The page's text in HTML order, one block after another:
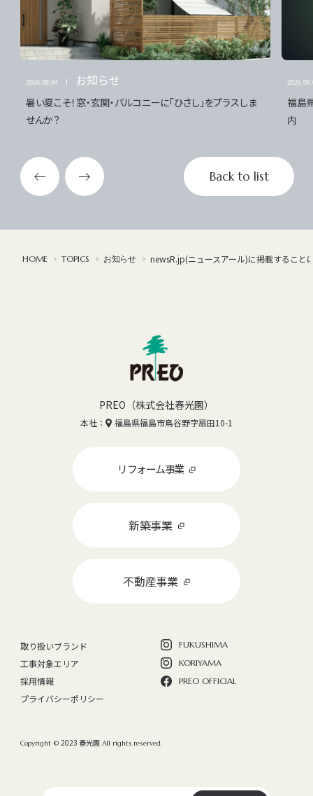
FUKUSHIMA SHOP
2026.08.04 お知らせ
暑い夏こそ！窓・玄関・バルコニーに「ひさし」をプラスしま
せんか？
福島
内
Back to list
HOME TOPICS お知らせ newsR.jp(ニュースアール)に掲載すること
PREO（株式会社春光園）
本社： 福島県福島市鳥谷野字扇田10-1
リフォーム事業
新築事業
不動産事業
取り扱いブランド
工事対象エリア
採用情報
プライバシーポリシー
FUKUSHIMA
KORIYAMA
PREO OFFICIAL
Copyright ©2023 春光園 All rights reserved.